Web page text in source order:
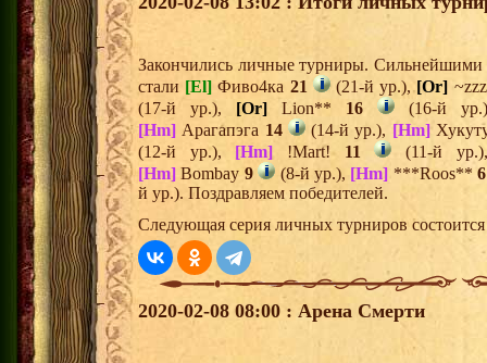
Закончились личные турниры. Сильнейшими
стали [El] Фиво4ка 21 (21-й ур.),[Or]
(17-й ур.), [Or]Lion** 16
(16-й
[Hm] Арагапэга 14 (14-й ур.), [Hm]
(12-й ур.), [Hm] !Mart! 11
(11-й
[Hm] Bombay 9 (8-й ур.), [Hm] ***Roos** 6
й ур.). Поздравляем победителей.
Следующая серия личных турниров состоится
2020-02-08 08:00 : Арена Смерти